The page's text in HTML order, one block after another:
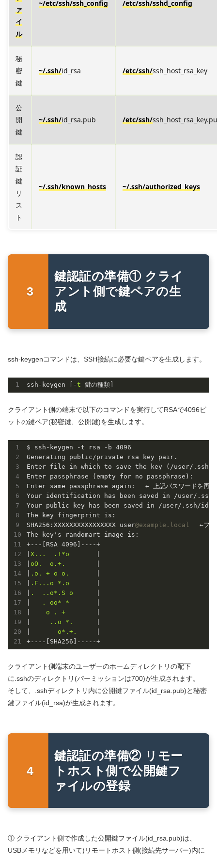
ァ
イ
ル
~/etc/ssh/ssh_config /etc/ssh/sshd_config
秘
密
鍵
~/.ssh/id_rsa /etc/ssh/ssh_host_rsa_key
公
開
鍵
~/.ssh/id_rsa.pub /etc/ssh/
認
証
鍵
リ
ス
ト
~/.ssh/known_hosts ~/.ssh/authorized_keys
鍵認証の準備① クライ
アント側で鍵ペアの生
成
ssh-keygenコマンドは、SSH接続に必要な鍵ペアを生成します。
ssh-keygen [-t 鍵の種類]
クライアント側の端末で以下のコマンドを実行してRSAで4096ビ
ットの鍵ペア(秘密鍵、公開鍵)を生成します。
$ ssh-keygen -t rsa -b 4096
Generating public/private rsa key pair.
Enter file in which to save the key (/user/.ssh/
Enter passphrase (empty for no passphrase):　　　← 秘
Enter same passphrase again:　 ← 上記パスワードを再度
Your identification has been saved in /user/.ssh/
Your public key has been saved in /user/.ssh/
The key fingerprint is:
SHA256:XXXXXXXXXXXXXXXX user@example.local ←フィ
The key's randomart image is:
+---[RSA 4096]----+
X...  .+*o
oO.  o.+.
.o. + o o.
.E...o *.o
.  ..o*.S o
   . oo* *
    o . +
     ..o *.
       o*.+.
+----[SHA256]-----+
クライアント側端末のユーザーのホームディレクトリの配下
に.sshのディレクトリ(パーミッションは700)が生成されます。
そして、.sshディレクトリ内に公開鍵ファイル(id_rsa.pub)と秘密
鍵ファイル(id_rsa)が生成されます。
鍵認証の準備② リモー
トホスト側で公開鍵フ
ァイルの登録
① クライアント側で作成した公開鍵ファイル(id_rsa.pub)は、
USBメモリなどを用いて)リモートホスト側(接続先サーバー)内に